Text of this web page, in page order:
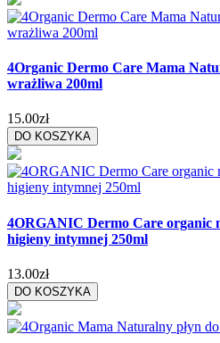
4Organic Dermo Care Mama
wrażliwa 200ml
15.00zł
DO KOSZYKA
4ORGANIC Dermo Care organic
higieny intymnej 250ml
13.00zł
DO KOSZYKA